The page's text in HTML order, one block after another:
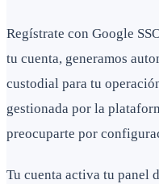
Regístrate con Google
tu cuenta, generamos
custodial para tu
gestionada por la
preocuparte por
Tu cuenta activa tu panel